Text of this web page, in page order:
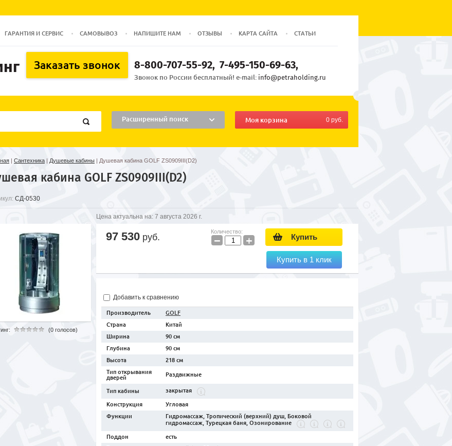
ГАРАНТИЯ И СЕРВИС САМОВЫВОЗ НАПИШИТЕ НАМ ОТЗЫВЫ КАРТА САЙТА
СТАТЬИ
Заказать звонок 8-800-707-55-92 7-495-150-69-63
Звонок по России бесплатный! e-mail: info@petraholding.ru
Расширенный поиск Моя корзина 0 руб.
| Сантехника | Душевые кабины | Душевая кабина GOLF ZS0909III(D2)
кабина GOLF ZS0909III(D2)
СД-0530
(0 голосов)
Цена актуальна на: 7 августа 2026 г.
97 530 руб.
Количество:
− + Купить
Купить в 1 клик
Добавить к сравнению
Производитель
GOLF
Страна
Китай
Ширина
90 см
Глубина
90 см
Высота
218 см
Тип открывания
дверей
Раздвижные
Тип кабины закрытая
Конструкция
Угловая
Функции
Гидромассаж, Тропический (верхний) душ, Боковой
гидромассаж, Турецкая баня, Озонирование
Поддон
есть